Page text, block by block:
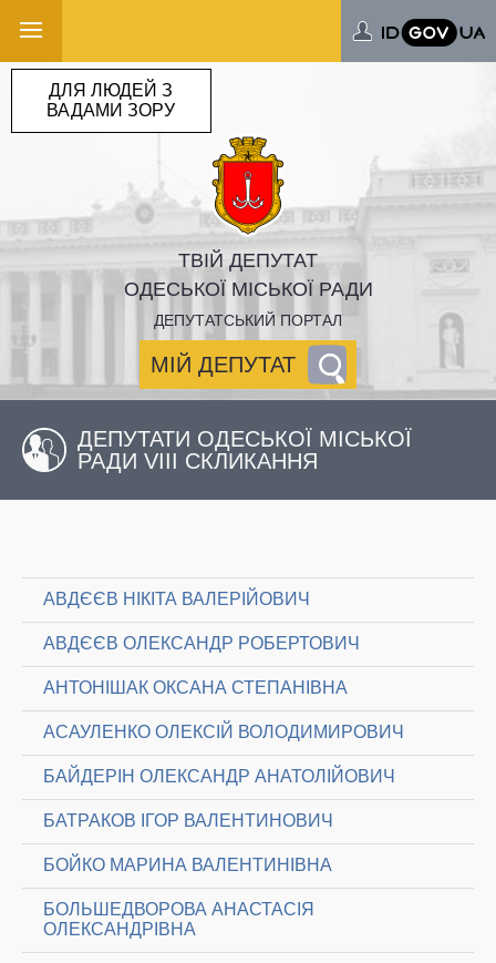
ТВІЙ ДЕПУТАТ
ОДЕСЬКОЇ МІСЬКОЇ РАДИ
ДЕПУТАТСЬКИЙ ПОРТАЛ
МІЙ ДЕПУТАТ
ДЛЯ ЛЮДЕЙ З
ВАДАМИ ЗОРУ
ДЕПУТАТИ ОДЕСЬКОЇ МІСЬКОЇ
РАДИ VIII СКЛИКАННЯ
АВДЄЄВ НІКІТА ВАЛЕРІЙОВИЧ
АВДЄЄВ ОЛЕКСАНДР РОБЕРТОВИЧ
АНТОНІШАК ОКСАНА СТЕПАНІВНА
АСАУЛЕНКО ОЛЕКСІЙ ВОЛОДИМИРОВИЧ
БАЙДЕРІН ОЛЕКСАНДР АНАТОЛІЙОВИЧ
БАТРАКОВ ІГОР ВАЛЕНТИНОВИЧ
БОЙКО МАРИНА ВАЛЕНТИНІВНА
БОЛЬШЕДВОРОВА АНАСТАСІЯ
ОЛЕКСАНДРІВНА